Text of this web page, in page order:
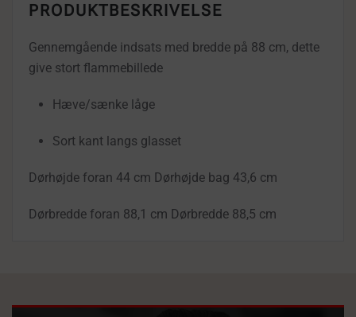
PRODUKTBESKRIVELSE
Gennemgående indsats med bredde på 88 cm, dette
give stort flammebillede
Hæve/sænke låge
Sort kant langs glasset
Dørhøjde foran 44 cm Dørhøjde bag 43,6 cm
Dørbredde foran 88,1 cm Dørbredde 88,5 cm